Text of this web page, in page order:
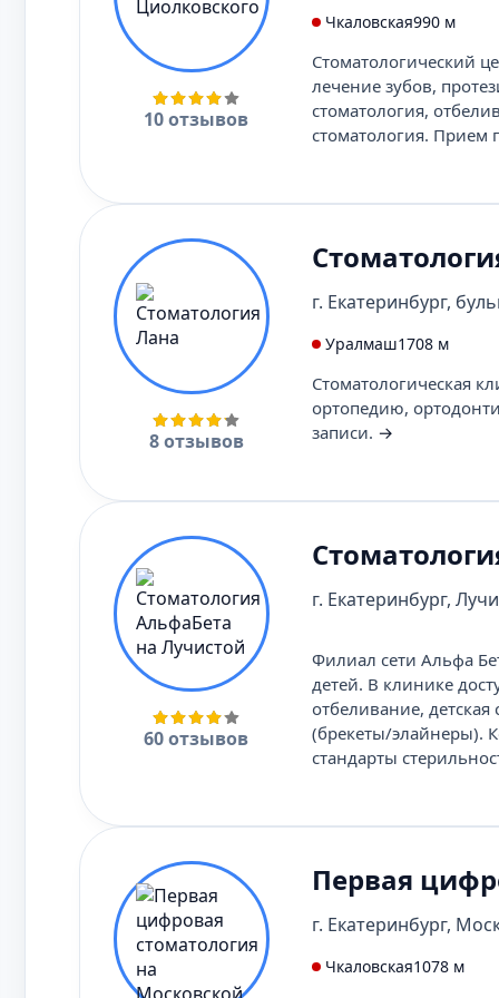
10 отзывов
Чкаловская990 м
Стоматологический
лечение зубов,
стоматология,
стоматология. Прием
8 отзывов
г. Екатеринбург,
Уралмаш1708 м
Стоматологическая
ортопедию,
записи. →
60 отзывов
г. Екатеринбург,
Филиал сети Альфа
детей. В клинике
отбеливание,
(брекеты/элайнеры).
стандарты
Первая
г. Екатеринбург,
Чкаловская1078 м